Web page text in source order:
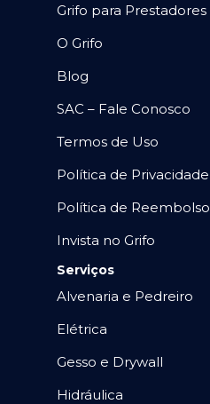
Grifo para Prestadores
O Grifo
Blog
SAC – Fale Conosco
Termos de Uso
Política de Privacidade
Política de Reembolso
Invista no Grifo
Serviços
Alvenaria e Pedreiro
Elétrica
Gesso e Drywall
Hidráulica